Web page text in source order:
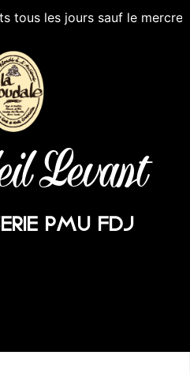
tous les jours sauf le
Levant
PMU FDJ